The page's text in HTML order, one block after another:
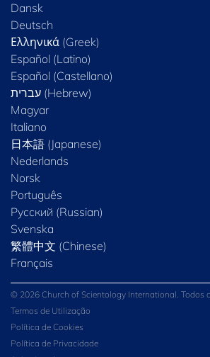
Dansk
Deutsch
Ελληνικά (Greek)
Español (Latino)
Español (Castellano)
Magyar
Italiano
日本語 (Japanese)
Nederlands
Norsk
Português
Русский (Russian)
Svenska
繁體中文 (Chinese)
Français
© 2026 Church of Scientology International. Todos
Termos de Utilização
Política de Cookies
Política de Privacidade